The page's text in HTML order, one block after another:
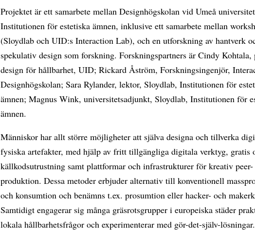
Projektet är ett samarbete mellan Designhögskolan vid Umeå
Institutionen för estetiska ämnen, inklusive ett samarbete mellan
(Sloydlab och UID:s Interaction Lab), och en utforskning av hantverk
spekulativ design som forskning. Forskningspartners är Cindy Kohtala,
design för hållbarhet, UID; Rickard Åström, Forskningsingenjör,
Designhögskolan; Sara Rylander, lektor, Sloydlab, Institutionen för
ämnen; Magnus Wink, universitetsadjunkt, Sloydlab, Institutionen för
ämnen.
Människor har allt större möjligheter att själva designa och tillverka
fysiska artefakter, med hjälp av fritt tillgängliga digitala verktyg, gratis
källkodsutrustning samt plattformar och infrastrukturer för kreativ peer-
produktion. Dessa metoder erbjuder alternativ till konventionell
och konsumtion och benämns t.ex. prosumtion eller hacker- och
Samtidigt engagerar sig många gräsrotsgrupper i europeiska städer
lokala hållbarhetsfrågor och experimenterar med gör-det-själv-